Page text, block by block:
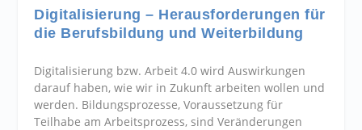
Digitalisierung – Herausforderungen für
die Berufsbildung und Weiterbildung
Digitalisierung bzw. Arbeit 4.0 wird Auswirkungen
darauf haben, wie wir in Zukunft arbeiten wollen und
werden. Bildungsprozesse, Voraussetzung für
Teilhabe am Arbeitsprozess, sind Veränderungen